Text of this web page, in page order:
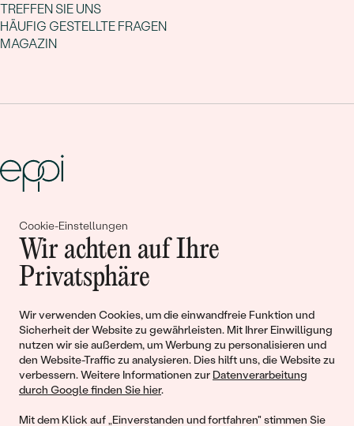
Cookie-Einstellungen
Wir achten auf Ihre
Privatsphäre
Wir verwenden Cookies, um die einwandfreie Funktion und
Sicherheit der Website zu gewährleisten. Mit Ihrer Einwilligung
nutzen wir sie außerdem, um Werbung zu personalisieren und
den Website-Traffic zu analysieren. Dies hilft uns, die Website zu
verbessern. Weitere Informationen zur Datenverarbeitung
durch Google finden Sie hier.
Mit dem Klick auf „Einverstanden und fortfahren" stimmen Sie
TREFFEN SIE UNS
HÄUFIG GESTELLTE FRAGEN
MAGAZIN
Gemeinsam erschaffen wir
Geschichten von Schönheit und
Liebe
Begleiten Sie uns!